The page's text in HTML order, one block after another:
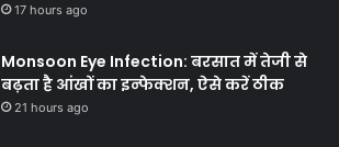
17 hours ago
Monsoon Eye Infection: बरसात में तेजी से
बढ़ता है आंखों का इन्फेक्शन, ऐसे करें ठीक
21 hours ago